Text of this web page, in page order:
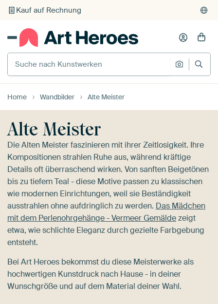
Individueller Druck auf Bestellung
Suche nach Kunstwerken
Suche
Home Wandbilder Alte Meister
Alte Meister
Die Alten Meister faszinieren mit ihrer Zeitlosigkeit. Ihre
Kompositionen strahlen Ruhe aus, während kräftige
Details oft überraschend wirken. Von sanften Beigetönen
bis zu tiefem Teal - diese Motive passen zu klassischen
wie modernen Einrichtungen, weil sie Beständigkeit
ausstrahlen ohne aufdringlich zu werden. Das Mädchen
mit dem Perlenohrgehänge - Vermeer Gemäldezeigt
etwa, wie schlichte Eleganz durch gezielte Farbgebung
entsteht.
Bei Art Heroes bekommst du diese Meisterwerke als
hochwertigen Kunstdruck nach Hause - in deiner
Wunschgröße und auf dem Material deiner Wahl.